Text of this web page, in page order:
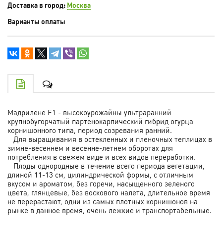
Доставка в город: Москва
Варианты оплаты
Мадрилене F1 - высокоурожайны ультраранний
крупнобугорчатый партенокарпический гибрид огурца
корнишонного типа, период созревания ранний.
Для выращивания в остекленных и пленочных теплицах в
зимне-весеннем и весенне-летнем оборотах для
потребления в свежем виде и всех видов переработки.
Плоды однородные в течение всего периода вегетации,
длиной 11-13 см, цилиндрической формы, с отличным
вкусом и ароматом, без горечи, насыщенного зеленого
цвета, глянцевые, без воскового налета, длительное время
не перерастают, одни из самых плотных корнишонов на
рынке в данное время, очень лежкие и транспортабельные.